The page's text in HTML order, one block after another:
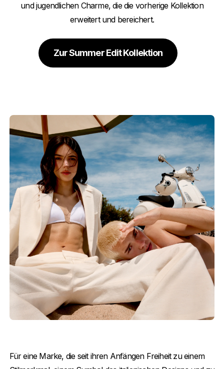
und jugendlichen Charme, die die vorherige Kollektion
erweitert und bereichert.
Zur Summer Edit Kollektion
Für eine Marke, die seit ihren Anfängen Freiheit zu einem